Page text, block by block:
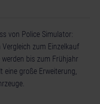
von Police Simulator:
zum Einzelkauf
bis zum Frühjahr
große Erweiterung,